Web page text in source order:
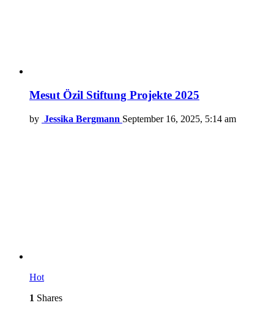
Mesut Özil Stiftung Projekte 2025
by Jessika Bergmann September 16, 2025, 5:14 am
Hot
1 Shares